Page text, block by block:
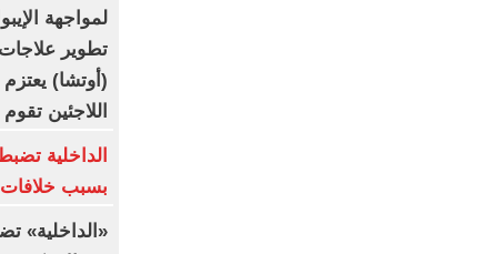
لمواجهة
تطوير علاجات
اللاجئين
الداخلية
بسبب خلافات
«الداخلية»